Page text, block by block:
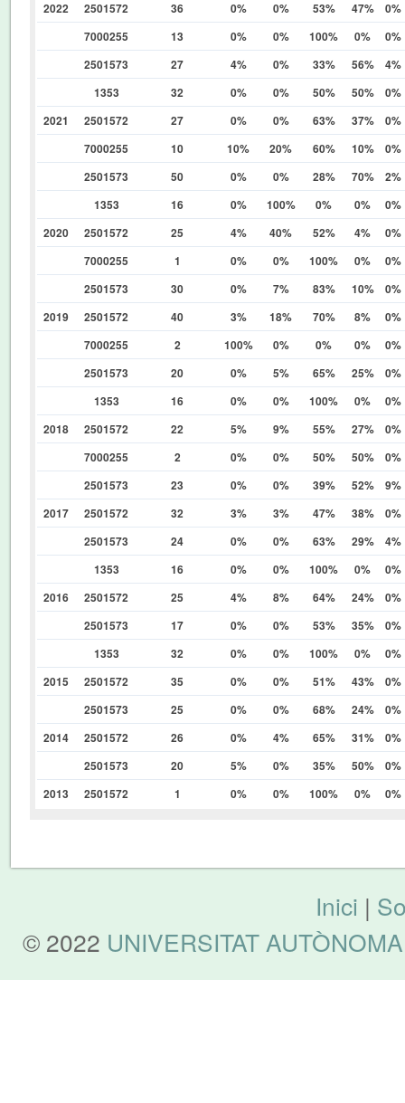
2022
2501572 36 0% 0% 53% 47%
0%
7000255
13 0% 0% 100% 0%
0%
2501573
27 4% 0% 33% 56%
4%
1353
32 0% 0% 50% 50%
0%
2021
2501572 27 0% 0% 63% 37%
0%
7000255
10 10% 20% 60% 10%
0%
2501573
50 0% 0% 28% 70%
2%
1353
16 0% 100% 0% 0%
0%
2020
2501572 25 4% 40% 52% 4%
0%
7000255
1 0% 0% 100% 0%
0%
2501573
30 0% 7% 83% 10%
0%
2019
2501572 40 3% 18% 70% 8%
0%
7000255
2 100% 0% 0% 0%
0%
2501573
20 0% 5% 65% 25%
0%
1353
16 0% 0% 100% 0%
0%
2018
2501572 22 5% 9% 55% 27%
0%
7000255
2 0% 0% 50% 50%
0%
2501573
23 0% 0% 39% 52%
9%
2017
2501572 32 3% 3% 47% 38%
0%
2501573
24 0% 0% 63% 29%
4%
1353
16 0% 0% 100% 0%
0%
2016
2501572 25 4% 8% 64% 24%
0%
2501573
17 0% 0% 53% 35%
0%
1353
32 0% 0% 100% 0%
0%
2015
2501572 35 0% 0% 51% 43%
0%
2501573
25 0% 0% 68% 24%
0%
2014
2501572 26 0% 4% 65% 31%
0%
2501573
20 5% 0% 35% 50%
0%
2013
2501572 1 0% 0% 100% 0% 0%
Inici |
© 2022 UNIVERSITAT